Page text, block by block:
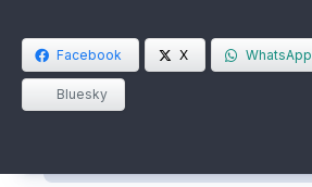
Facebook X WhatsApp
Bluesky